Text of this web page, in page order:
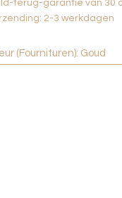
terug-garantie van 30
2-3 werkdagen
(Fournituren): Goud